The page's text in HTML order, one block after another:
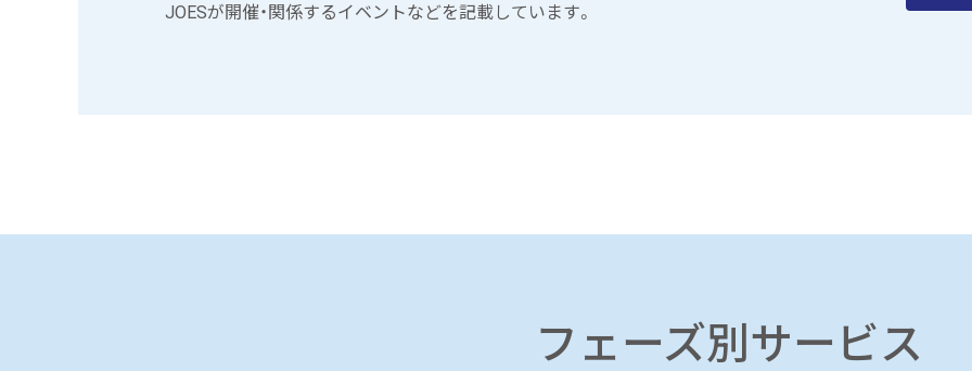
JOESが開催・関係するイベントなどを記載しています。
フェーズ別サービス